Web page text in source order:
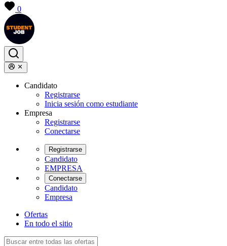
0
Candidato
Registrarse
Inicia sesión como estudiante
Empresa
Registrarse
Conectarse
Registrarse
Candidato
EMPRESA
Conectarse
Candidato
Empresa
Ofertas
En todo el sitio